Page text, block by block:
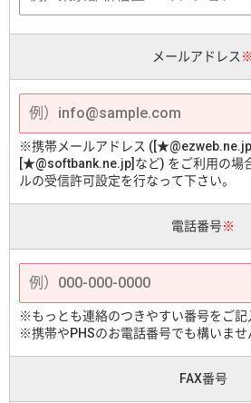
メールアドレス ※
※携帯メールアドレス
[★@softbank.ne.jp]など) をご利用の場
ルの受信許可設定を行なって下さい。
電話番号※
※もっとも連絡のつきやすい番号をご記
※携帯やPHSのお電話番号でも構いませ
FAX番号